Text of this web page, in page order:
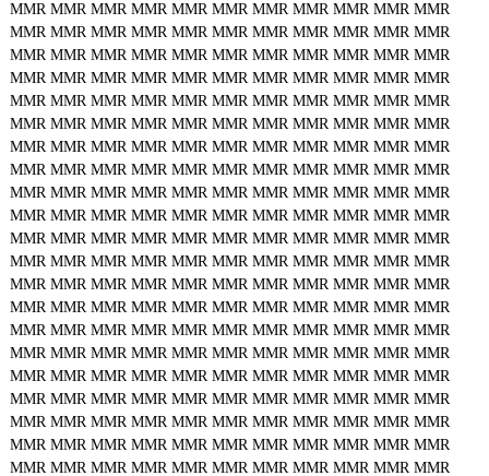
MMR MMR MMR MMR MMR MMR MMR MMR MMR MMR MMR
MMR MMR MMR MMR MMR MMR MMR MMR MMR MMR MMR
MMR MMR MMR MMR MMR MMR MMR MMR MMR MMR MMR
MMR MMR MMR MMR MMR MMR MMR MMR MMR MMR MMR
MMR MMR MMR MMR MMR MMR MMR MMR MMR MMR MMR
MMR MMR MMR MMR MMR MMR MMR MMR MMR MMR MMR
MMR MMR MMR MMR MMR MMR MMR MMR MMR MMR MMR
MMR MMR MMR MMR MMR MMR MMR MMR MMR MMR MMR
MMR MMR MMR MMR MMR MMR MMR MMR MMR MMR MMR
MMR MMR MMR MMR MMR MMR MMR MMR MMR MMR MMR
MMR MMR MMR MMR MMR MMR MMR MMR MMR MMR MMR
MMR MMR MMR MMR MMR MMR MMR MMR MMR MMR MMR
MMR MMR MMR MMR MMR MMR MMR MMR MMR MMR MMR
MMR MMR MMR MMR MMR MMR MMR MMR MMR MMR MMR
MMR MMR MMR MMR MMR MMR MMR MMR MMR MMR MMR
MMR MMR MMR MMR MMR MMR MMR MMR MMR MMR MMR
MMR MMR MMR MMR MMR MMR MMR MMR MMR MMR MMR
MMR MMR MMR MMR MMR MMR MMR MMR MMR MMR MMR
MMR MMR MMR MMR MMR MMR MMR MMR MMR MMR MMR
MMR MMR MMR MMR MMR MMR MMR MMR MMR MMR MMR
MMR MMR MMR MMR MMR MMR MMR MMR MMR MMR MMR